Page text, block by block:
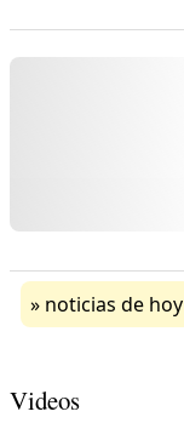
noticias de hoy
Videos